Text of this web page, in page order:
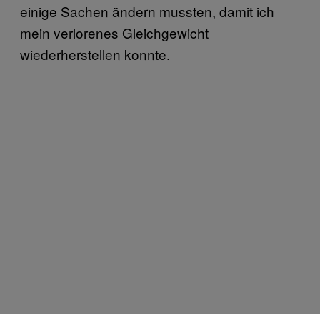
einige Sachen ändern mussten, damit ich
mein verlorenes Gleichgewicht
wiederherstellen konnte.